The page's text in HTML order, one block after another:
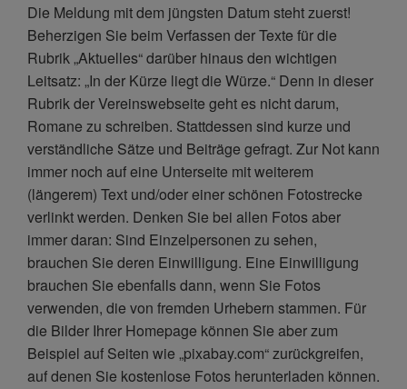
Die Meldung mit dem jüngsten Datum steht zuerst!
Beherzigen Sie beim Verfassen der Texte für die
Rubrik „Aktuelles“ darüber hinaus den wichtigen
Leitsatz: „In der Kürze liegt die Würze.“ Denn in dieser
Rubrik der Vereinswebseite geht es nicht darum,
Romane zu schreiben. Stattdessen sind kurze und
verständliche Sätze und Beiträge gefragt. Zur Not kann
immer noch auf eine Unterseite mit weiterem
(längerem) Text und/oder einer schönen Fotostrecke
verlinkt werden. Denken Sie bei allen Fotos aber
immer daran: Sind Einzelpersonen zu sehen,
brauchen Sie deren Einwilligung. Eine Einwilligung
brauchen Sie ebenfalls dann, wenn Sie Fotos
verwenden, die von fremden Urhebern stammen. Für
die Bilder Ihrer Homepage können Sie aber zum
Beispiel auf Seiten wie „pixabay.com“ zurückgreifen,
auf denen Sie kostenlose Fotos herunterladen können.